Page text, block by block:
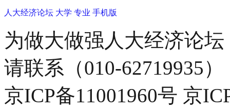
人大经济论坛 大学 专业 手机版
为做大做强人大经济论
请联系（010-62719935）
京ICP备11001960号 京